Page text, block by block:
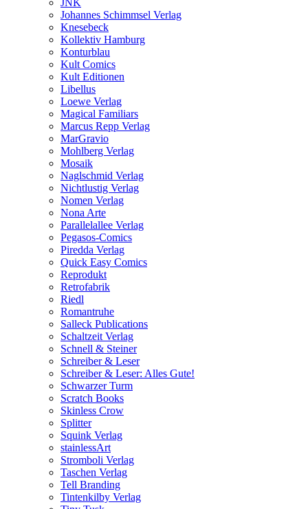
JNK
Johannes Schimmsel Verlag
Knesebeck
Kollektiv Hamburg
Konturblau
Kult Comics
Kult Editionen
Libellus
Loewe Verlag
Magical Familiars
Marcus Repp Verlag
MarGravio
Mohlberg Verlag
Mosaik
Naglschmid Verlag
Nichtlustig Verlag
Nomen Verlag
Nona Arte
Parallelallee Verlag
Pegasos-Comics
Piredda Verlag
Quick Easy Comics
Reprodukt
Retrofabrik
Riedl
Romantruhe
Salleck Publications
Schaltzeit Verlag
Schnell & Steiner
Schreiber & Leser
Schreiber & Leser: Alles Gute!
Schwarzer Turm
Scratch Books
Skinless Crow
Splitter
Squink Verlag
stainlessArt
Stromboli Verlag
Taschen Verlag
Tell Branding
Tintenkilby Verlag